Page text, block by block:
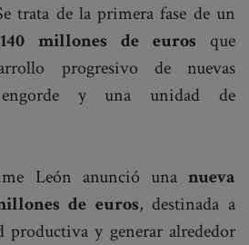
trata de la primera fase de un
millones de euros que
progresivo de nuevas
engorde y una unidad de
León anunció una nueva
de euros, destinada a
productiva y generar alrededor